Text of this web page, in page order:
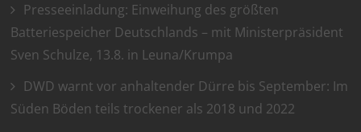
Presseeinladung: Einweihung des größten
Batteriespeicher Deutschlands – mit Ministerpräsident
Sven Schulze, 13.8. in Leuna/Krumpa
DWD warnt vor anhaltender Dürre bis September: Im
Süden Böden teils trockener als 2018 und 2022